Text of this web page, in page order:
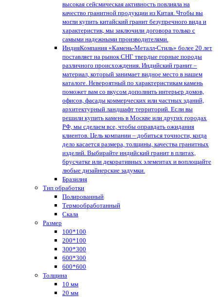
высокая сейсмическая активность повлияла на
качество гранитной продукции из Китая. Чтобы вы
могли купить китайский гранит безупречного вида и
характеристик, мы заключили договора только с
самыми надежными производителями.
ИндияКомпания «Камень-Металл-Стиль» более 20 лет
поставляет на рынок СНГ твердые горные породы
различного происхождения. Индийский гранит –
материал, который занимает видное место в нашем
каталоге. Невероятный по характеристикам камень
поможет вам со вкусом дополнить интерьер домов,
офисов, фасады коммерческих или частных зданий,
архитектурный ландшафт территорий. Если вы
решили купить камень в Москве или других городах
РФ, мы сделаем все, чтобы оправдать ожидания
клиентов. Цель компании – добиться точности, когда
дело касается размера, толщины, качества гранитных
изделий. Выбирайте индийский гранит в плитах,
брусчатке или декоративных элементах и воплощайте
любые дизайнерские задумки.
Бразилия
Тип обработки
Полированный
Термообработанный
Скала
Размер
100*100
200*100
300*300
600*300
600*600
Толщина
10 мм
20 мм